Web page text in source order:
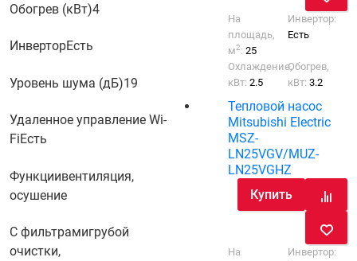
Обогрев (кВт)4
ИнверторЕсть
Уровень шума (дБ)19
Удаленное управление Wi-
FiЕсть
Функциивентиляция,
осушение
С фильтрамигрубой
очистки,
На
площадь,
м2:25
Инвертор:
Есть
Охлаждение,
кВт:2.5
Обогрев,
кВт:3.2
Тепловой насос
Mitsubishi Electric
MSZ-
LN25VGV/MUZ-
LN25VGHZ
Купить
На
Инвертор: